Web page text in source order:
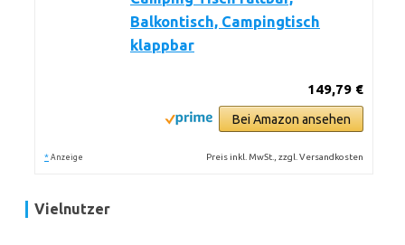
Balkontisch, Campingtisch
klappbar
149,79 €
Bei Amazon ansehen
* Anzeige Preis inkl. MwSt., zzgl. Versandkosten
Vielnutzer